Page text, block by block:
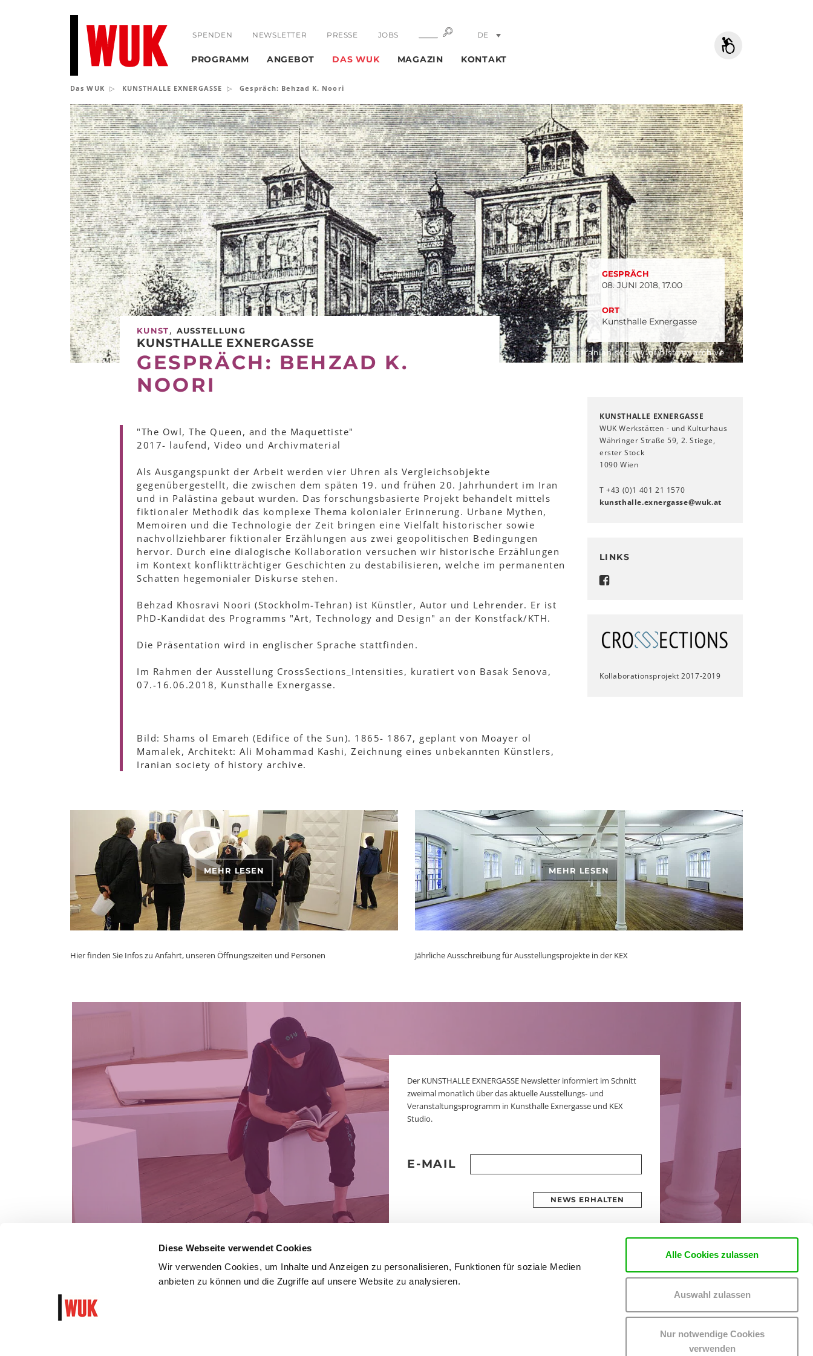
Diese Webseite verwendet Cookies
Wir verwenden Cookies, um Inhalte und Anzeigen zu personalisieren, Funktionen für soziale Medien
anbieten zu können und die Zugriffe auf unsere Website zu analysieren.
Alle Cookies zulassen
Auswahl zulassen
Nur notwendige Cookies
verwenden
SPENDEN NEWSLETTER PRESSE JOBS SUCHE
DE
PROGRAMM ANGEBOT DAS WUK MAGAZIN KONTAKT
Das WUK KUNSTHALLE EXNERGASSE Gespräch: Behzad K. Noori
GESPRÄCH
08. JUNI 2018, 17.00
ORT
Kunsthalle Exnergasse
© Iranian society of history archive
KUNST, AUSSTELLUNG
KUNSTHALLE EXNERGASSE
GESPRÄCH: BEHZAD K.
NOORI
"The Owl, The Queen, and the Maquettiste"
2017- laufend, Video und Archivmaterial
Als Ausgangspunkt der Arbeit werden vier Uhren als Vergleichsobjekte
gegenübergestellt, die zwischen dem späten 19. und frühen 20. Jahrhundert im Iran
und in Palästina gebaut wurden. Das forschungsbasierte Projekt behandelt mittels
fiktionaler Methodik das komplexe Thema kolonialer Erinnerung. Urbane Mythen,
Memoiren und die Technologie der Zeit bringen eine Vielfalt historischer sowie
nachvollziehbarer fiktionaler Erzählungen aus zwei geopolitischen Bedingungen
hervor. Durch eine dialogische Kollaboration versuchen wir historische Erzählungen
im Kontext konfliktträchtiger Geschichten zu destabilisieren, welche im permanenten
Schatten hegemonialer Diskurse stehen.
Behzad Khosravi Noori (Stockholm-Tehran) ist Künstler, Autor und Lehrender. Er ist
PhD-Kandidat des Programms "Art, Technology and Design" an der Konstfack/KTH.
Die Präsentation wird in englischer Sprache stattfinden.
Im Rahmen der Ausstellung CrossSections_Intensities, kuratiert von Basak Senova,
07.-16.06.2018, Kunsthalle Exnergasse.
Bild: Shams ol Emareh (Edifice of the Sun). 1865- 1867, geplant von Moayer ol
Mamalek, Architekt: Ali Mohammad Kashi, Zeichnung eines unbekannten Künstlers,
Iranian society of history archive.
KUNSTHALLE EXNERGASSE
WUK Werkstätten - und Kulturhaus
Währinger Straße 59, 2. Stiege,
erster Stock
1090 Wien
T +43 (0)1 401 21 1570
kunsthalle.exnergasse@wuk.at
LINKS
Kollaborationsprojekt 2017-2019
MEHR LESEN
Hier finden Sie Infos zu Anfahrt, unseren Öffnungszeiten und Personen
MEHR LESEN
Jährliche Ausschreibung für Ausstellungsprojekte in der KEX
Der KUNSTHALLE EXNERGASSE Newsletter informiert im Schnitt
zweimal monatlich über das aktuelle Ausstellungs- und
Veranstaltungsprogramm in Kunsthalle Exnergasse und KEX
Studio.
E-MAIL
NEWS ERHALTEN